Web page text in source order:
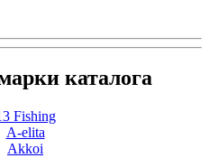
каталога
Fishing
A-elita
Akkoi